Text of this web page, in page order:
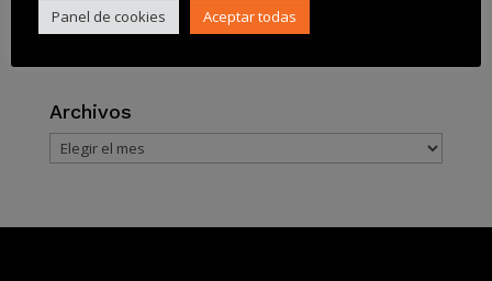
Archivos
Archivos
Panel de cookies Aceptar todas